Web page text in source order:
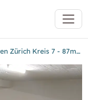
Lagerraum mieten Zürich Kreis 7 - 87m2 Zeltweg 67